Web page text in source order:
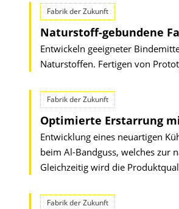
Fabrik der Zukunft
Naturstoff-gebundene
Entwickeln geeigneter
Naturstoffen. Fertigen von
Fabrik der Zukunft
Optimierte Erstarrung
Entwicklung eines neuartigen
beim Al-Bandguss, welches zur
Gleichzeitig wird die
Fabrik der Zukunft